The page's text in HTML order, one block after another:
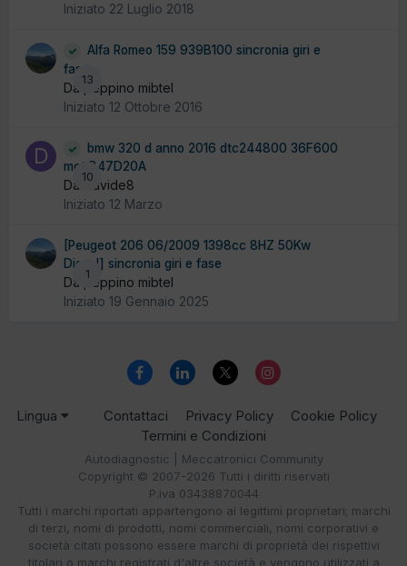
Iniziato 22 Luglio 2018
13
Alfa Romeo 159 939B100 sincronia giri e
fase
Da peppino mibtel
Iniziato 12 Ottobre 2016
10
bmw 320 d anno 2016 dtc244800 36F600
mot B47D20A
Da Davide8
Iniziato 12 Marzo
1
[Peugeot 206 06/2009 1398cc 8HZ 50Kw
Diesel] sincronia giri e fase
Da peppino mibtel
Iniziato 19 Gennaio 2025
Lingua Contattaci Privacy Policy
Cookie Policy
Termini e Condizioni
Autodiagnostic | Meccatronici Community
Copyright © 2007-2026 Tutti i diritti riservati
P.iva 03438870044
Tutti i marchi riportati appartengono ai legittimi proprietari; marchi
di terzi, nomi di prodotti, nomi commerciali, nomi corporativi e
società citati possono essere marchi di proprietà dei rispettivi
titolari o marchi registrati d'altre società e vengono utilizzati a